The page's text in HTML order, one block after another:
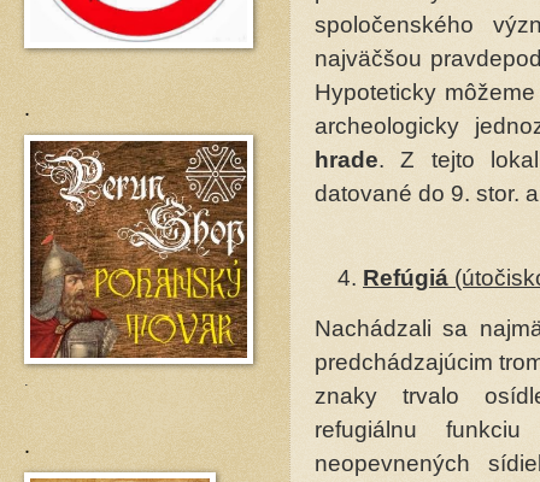
spoločenského
najväčšou
Hypoteticky
archeologicky
hrade. Z tejto
datované do 9. stor.
Refúgiá
Nachádzali sa
predchádzajúcim
znaky trvalo
refugiálnu
neopevnených
.
.
.